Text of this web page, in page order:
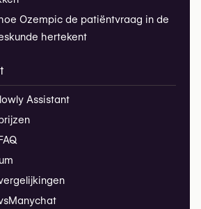
Ozempic de patiëntvraag in de
hertekent
Assistant
Manychat